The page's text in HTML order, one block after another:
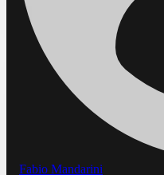
Fabio Mandarini